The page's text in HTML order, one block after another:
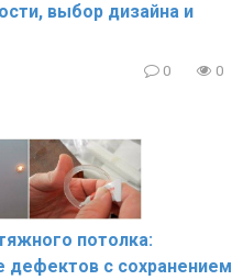
выбор дизайна и
0 0
потолка:
дефектов с сохранением